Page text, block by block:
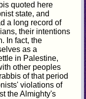
quoted here
state, and
a long record of
their intentions
In fact, the
as a
in Palestine,
other peoples
of that period
violations of
the Almighty's